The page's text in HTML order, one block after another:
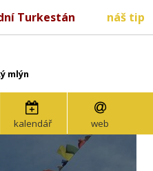
Turkestán náš tip
mlýn
kalendář web